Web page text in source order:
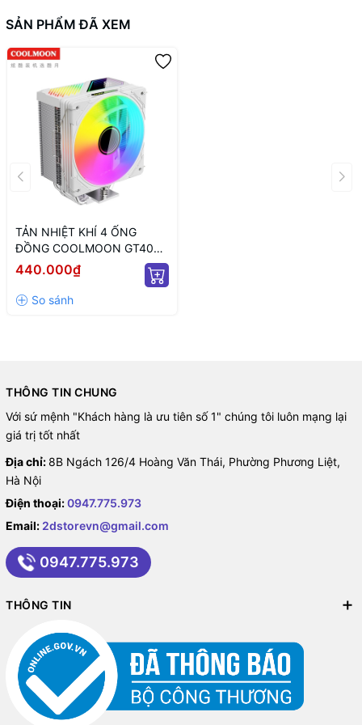
SẢN PHẨM ĐÃ XEM
TẢN NHIỆT KHÍ 4 ỐNG
ĐỒNG COOLMOON GT400
ARGB - WHITE (MÀU
TRẮNG/LED VÔ CỰC/ HIỂN
THỊ NHIỆT ĐỘ)
440.000₫
THÔNG TIN CHUNG
Với sứ mệnh "Khách hàng là ưu tiên số 1" chúng tôi luôn mạng lại
giá trị tốt nhất
Địa chỉ: 8B Ngách 126/4 Hoàng Văn Thái, Phường Phương Liệt,
Hà Nội
Điện thoại:0947.775.973
Email: 2dstorevn@gmail.com
0947.775.973
THÔNG TIN